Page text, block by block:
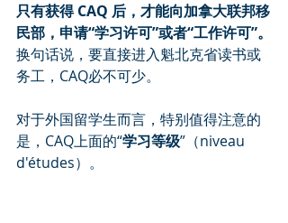
只有获得 CAQ 后，才能向加拿大联邦移
民部，申请“学习许可”或者“工作许可”。
换句话说，要直接进入魁北克省读书或
务工，CAQ必不可少。
对于外国留学生而言，特别值得注意的
是，CAQ上面的“学习等级”（niveau
d'études）。